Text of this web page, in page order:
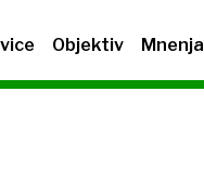
Objektiv Mnenja